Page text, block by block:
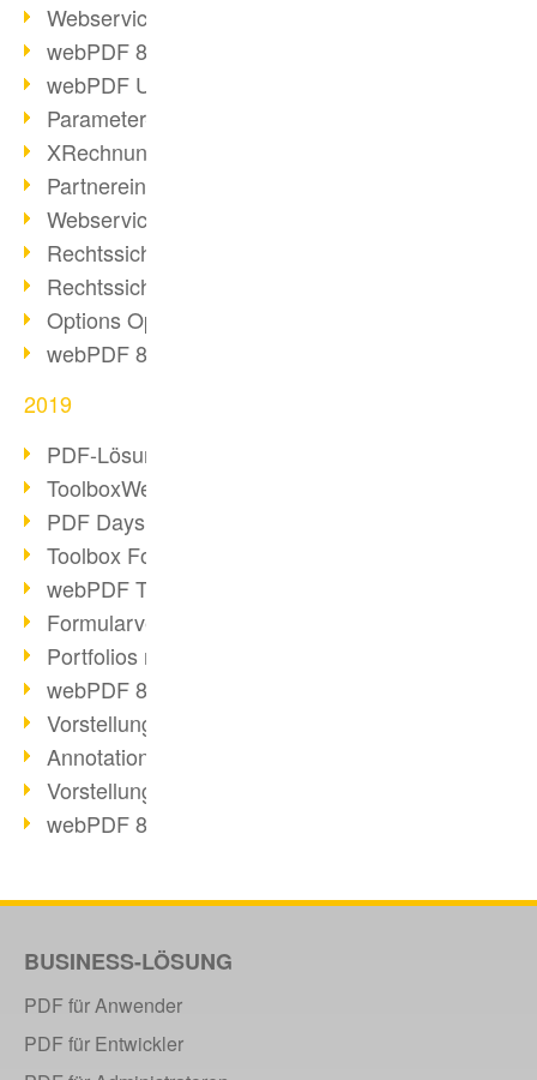
Webservice PDF/A
webPDF 8 Neuerungen (Teil 2)
webPDF Update 8.0.0.2058
Parameter-Umstellung
XRechnung bei deutschen Behörden
Partnereinsatz unserer Software
Webservice Beispiel: XMP-Metadaten
Rechtssichere Mail-Archivierung (2)
Rechtssichere Mail-Archivierung (1)
Options Operation
webPDF 8 Neuerungen (Teil 1)
2019
PDF-Lösung für Unternehmen
ToolboxWebService Print Operation
PDF Days 2020
Toolbox Forms Operation
webPDF Toolbox Delete
Formularverarbeitung mit webPDF
Portfolios mit webPDF erstellen
webPDF 8.0 gestartet
Vorstellung weiterer ActionTypes
AnnotationSelection Objekt
Vorstellung weiterer ActionTypes
webPDF 8: Toolbox Neuerungen
Digitale Personalakte mit webPDF
Code-Beispiel Attachment Operation
OCR Webservice
BUSINESS-LÖSUNG
PDF für Anwender
PDF für Entwickler